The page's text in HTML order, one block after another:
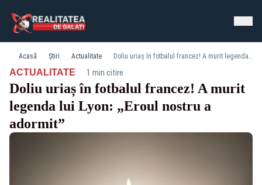
Acasă Știri Actualitate Doliu uriaș în fotbalul francez! A murit legenda lui Lyon: „Eroul nostru a adormit”
ACTUALITATE· 1 min citire
Doliu uriaș în fotbalul francez! A murit
legenda lui Lyon: „Eroul nostru a
adormit”